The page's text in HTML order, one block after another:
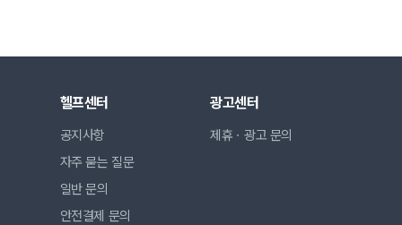
헬프센터
공지사항
자주 묻는 질문
일반 문의
안전결제 문의
광고센터
제휴ㆍ광고 문의